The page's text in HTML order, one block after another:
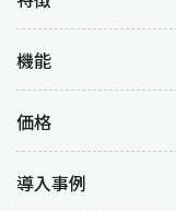
機能
価格
導入事例